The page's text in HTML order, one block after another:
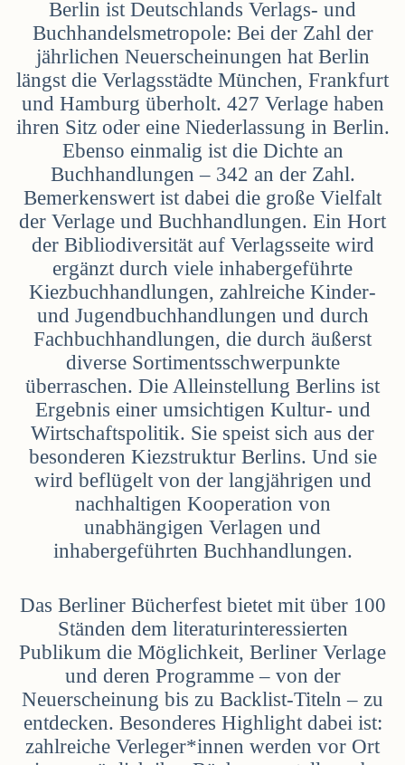
Berlin ist Deutschlands Verlags- und
Buchhandelsmetropole: Bei der Zahl der
jährlichen Neuerscheinungen hat Berlin
längst die Verlagsstädte München, Frankfurt
und Hamburg überholt. 427 Verlage haben
ihren Sitz oder eine Niederlassung in Berlin.
Ebenso einmalig ist die Dichte an
Buchhandlungen – 342 an der Zahl.
Bemerkenswert ist dabei die große Vielfalt
der Verlage und Buchhandlungen. Ein Hort
der Bibliodiversität auf Verlagsseite wird
ergänzt durch viele inhabergeführte
Kiezbuchhandlungen, zahlreiche Kinder-
und Jugendbuchhandlungen und durch
Fachbuchhandlungen, die durch äußerst
diverse Sortimentsschwerpunkte
überraschen. Die Alleinstellung Berlins ist
Ergebnis einer umsichtigen Kultur- und
Wirtschaftspolitik. Sie speist sich aus der
besonderen Kiezstruktur Berlins. Und sie
wird beflügelt von der langjährigen und
nachhaltigen Kooperation von
unabhängigen Verlagen und
inhabergeführten Buchhandlungen.
Das Berliner Bücherfest bietet mit über 100
Ständen dem literaturinteressierten
Publikum die Möglichkeit, Berliner Verlage
und deren Programme – von der
Neuerscheinung bis zu Backlist-Titeln – zu
entdecken. Besonderes Highlight dabei ist:
zahlreiche Verleger*innen werden vor Ort